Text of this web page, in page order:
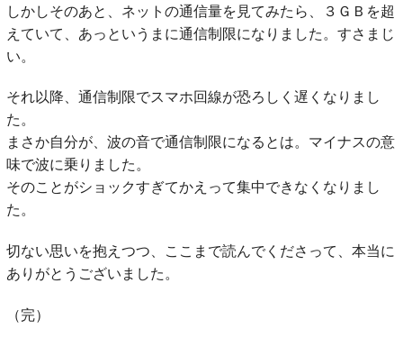
しかしそのあと、ネットの通信量を見てみたら、３ＧＢを超
えていて、あっというまに通信制限になりました。すさまじ
い。
それ以降、通信制限でスマホ回線が恐ろしく遅くなりまし
た。
まさか自分が、波の音で通信制限になるとは。マイナスの意
味で波に乗りました。
そのことがショックすぎてかえって集中できなくなりまし
た。
切ない思いを抱えつつ、ここまで読んでくださって、本当に
ありがとうございました。
（完）